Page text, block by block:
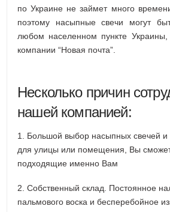
по Украине не займет много
поэтому насыпные свечи могут
любом населенном пункте Украины,
компании “Новая почта”.
Несколько причин
нашей компанией:
1. Большой выбор насыпных свечей и
для улицы или помещения, Вы
подходящие именно Вам
2. Собственный склад. Постоянное
пальмового воска и бесперебойное